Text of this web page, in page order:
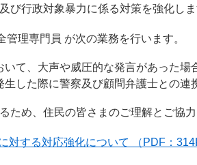
び行政対象暴力に係る対策を強化しま
理専門員 が次の業務を行います。
て、大声や威圧的な発言があった場
した際に警察及び顧問弁護士との連
ため、住民の皆さまのご理解とご協力
対する対応強化について （PDF：